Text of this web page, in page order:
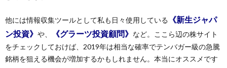
他には情報収集ツールとして私も日々使用している 《新生ジャパ
ン投資》 や、 《グラーツ投資顧問》 など。ここら辺の株サイト
をチェックしておけば、2019年は相当な確率でテンバガー級の急騰
銘柄を狙える機会が増加するかもしれません。本当にオススメです